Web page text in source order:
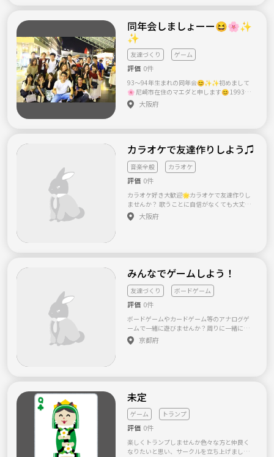
まる交流会 「関西表現者の集い」です♪ 現
在、仲間募集中♪ ジャンルは問いません。お
気軽にお問い合わせ下さい☆ ☆一番近い開催
日は ２０１７年１月22日（18：00～
1月26日（木）19：00～です。
☆イラスト、整体師、デザイン関係のメンバ
ーが参加予定です♪（主催者は舞台役者） ☆
場所は主に『えさか芸術文化館ピエロハーバ
ー』内のカフェレストランです。 (地下鉄御
堂筋線江坂駅５番出口より北へ７分ほど) ht
tps://esaka-pierrot.jimdo.com/ ※出会い系、
んか？ ・ファンダジーな世界で暮らしてみた
い ・冒険者になって冒険してみたい ・ギルド
を創って仲間と目標に挑戦してみたい ・パー
ティーを組んで冒険してみたい ・旅人の格好
をしてキャンプをしてみたい ...etc ゲームやア
ニメが好きなあなたなら一度は憧れた事があ
くて実際にやってみませんか？ 大人が真剣に
考えて本格的に取り組めば、 きっと実現でき
ると思いますよ٩( 'ω' )و そんな憧れを憧れのま
きる方 (いずれもある程度自信があれば素人で
も可) ・冒険者(参加者) 〜参加条件〜 ・20歳
以上 ・南大阪〜難波に来れる人 ・自主的に率
先して動ける人 ・輪を乱さない協調性のある
人 ・途中で投げ出さない人(音信不通にならな
い) フロンティア精神溢れる冒険者の あなたか
らのご連絡をお待ちしております♪
同年会しましょーー😆🌸✨
✨
友達づくり ゲーム
評価 0件
93〜94年生まれの同年会😊✨✨初めまして
🌸 尼崎市在住のマエダと申します😊 1993年4
月〜1994年3月生まれの同い年の友達がもっ
と欲しい‼️ という事で、この年生まれの方同年
だからこその共感をできる仲間を募集中です(
´ ▽ ` )ﾉ✨✨ 🚨ただし男女目的の方はお断り
させて頂きます🚨 友達作りをしたい方は男女
関わらずぜひぜひいらして下さい🌸 私が女性
なので、女性の方も安心していらしてくださ
いね😊🌻 興味ある方は、お気軽にメッセージ
下さい( ´ ▽ ` )ﾉ よろしくお願いします🌟
大阪府
カラオケで友達作りしよう♫
音楽全般 カラオケ
評価 0件
カラオケ好き大歓迎🌟カラオケで友達作りし
ませんか？ 歌うことに自信がなくても大丈夫
です🙆🏻 カラオケ好きな方、一緒に楽しみまし
ょう♫
大阪府
みんなでゲームしよう！
友達づくり ボードゲーム
評価 0件
ボードゲームやカードゲーム等のアナログゲ
ームで一緒に遊びませんか？周りに一緒に遊
べる人がいないのでつくりました。募集始め
たばかりで何も決まっていませんが、どなた
京都府
未定
ゲーム トランプ
評価 0件
楽しくトランプしませんか色々な方と仲良く
なりたいと思い、サークルを立ち上げまし